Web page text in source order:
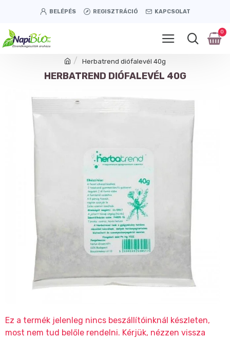
BELÉPÉS REGISZTRÁCIÓ KAPCSOLAT
0
Herbatrend diófalevél 40g
HERBATREND DIÓFALEVÉL 40G
Ez a termék jelenleg nincs beszállítóinknál készleten,
most nem tud belőle rendelni. Kérjük, nézzen vissza